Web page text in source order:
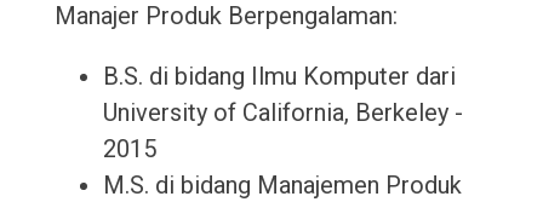
Manajer Produk Berpengalaman:
B.S. di bidang Ilmu Komputer dari
University of California, Berkeley -
2015
M.S. di bidang Manajemen Produk